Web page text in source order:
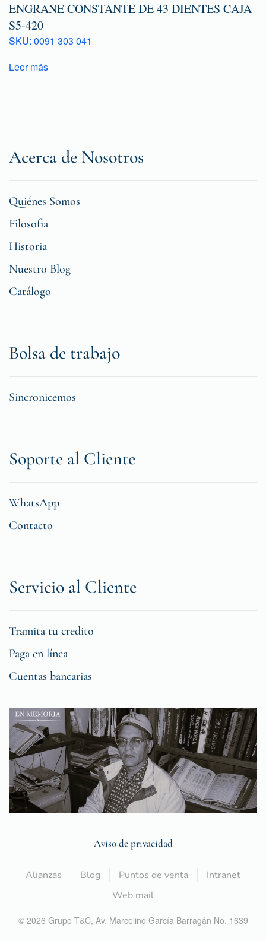
ENGRANE CONSTANTE DE 43 DIENTES CAJA
S5-420
SKU: 0091 303 041
Leer más
Acerca de Nosotros
Quiénes Somos
Filosofia
Historia
Nuestro Blog
Catálogo
Bolsa de trabajo
Sincronicemos
Soporte al Cliente
WhatsApp
Contacto
Servicio al Cliente
Tramita tu credito
Paga en línea
Cuentas bancarias
Aviso de privacidad
Alianzas Blog Puntos de venta
Intranet
Web mail
© 2026 Grupo T&C, Av. Marcelino García Barragán No. 1639